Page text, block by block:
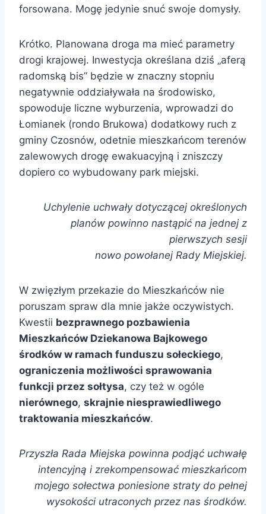
forsowana. Mogę jedynie snuć swoje domysły.
Krótko. Planowana droga ma mieć parametry
drogi krajowej. Inwestycja określana dziś „aferą
radomską bis” będzie w znaczny stopniu
negatywnie oddziaływała na środowisko,
spowoduje liczne wyburzenia, wprowadzi do
Łomianek (rondo Brukowa) dodatkowy ruch z
gminy Czosnów, odetnie mieszkańcom terenów
zalewowych drogę ewakuacyjną i zniszczy
dopiero co wybudowany park miejski.
Uchylenie uchwały dotyczącej określonych
planów powinno nastąpić na jednej z
pierwszych sesji
nowo powołanej Rady Miejskiej.
W zwięzłym przekazie do Mieszkańców nie
poruszam spraw dla mnie jakże oczywistych.
Kwestii bezprawnego pozbawienia
Mieszkańców Dziekanowa Bajkowego
środków w ramach funduszu sołeckiego,
ograniczenia możliwości sprawowania
funkcji przez sołtysa, czy też w ogóle
nierównego, skrajnie niesprawiedliwego
traktowania mieszkańców.
Przyszła Rada Miejska powinna podjąć uchwałę
intencyjną i zrekompensować mieszkańcom
mojego sołectwa poniesione straty do pełnej
wysokości utraconych przez nas środków.